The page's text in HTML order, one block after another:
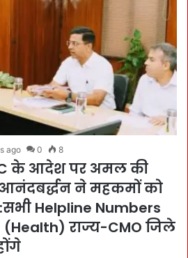
ago 0 8
के आदेश पर अमल की
आनंदबर्द्धन ने महकमों को
Helpline Numbers
राज्य-CMO जिले